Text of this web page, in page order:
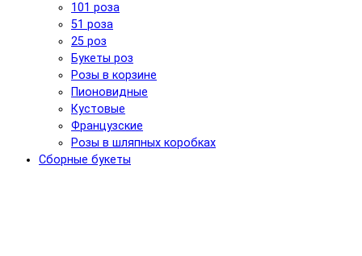
101 роза
51 роза
25 роз
Букеты роз
Розы в корзине
Пионовидные
Кустовые
Французские
Розы в шляпных коробках
Сборные букеты